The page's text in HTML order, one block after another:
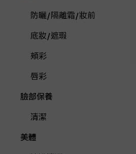
防曬/隔離霜/妝前
底妝/遮瑕
頰彩
唇彩
臉部保養
清潔
美體